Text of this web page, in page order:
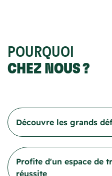
POURQUOI
CHEZ NOUS ?
Découvre les grands
À travers ton parcours, tu
gamme diversifiée
Profite d'un espace de
réussite